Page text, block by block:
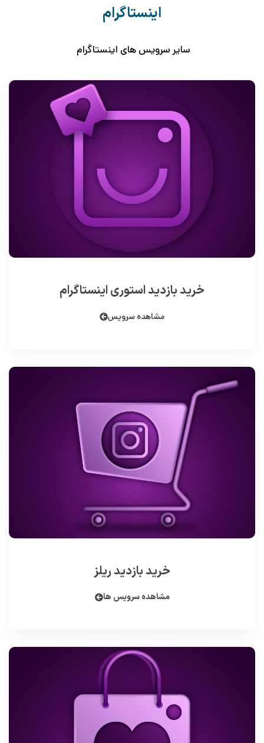
اینستاگرام
سایر سرویس های اینستاگرام
خرید بازدید استوری اینستاگرام
مشاهده سرویس
خرید بازدید ریلز
مشاهده سرویس ها